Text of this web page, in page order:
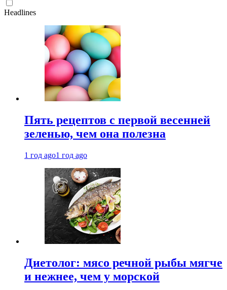
Headlines
Пять рецептов с первой весенней
зеленью, чем она полезна
1 год ago1 год ago
Диетолог: мясо речной рыбы мягче
и нежнее, чем у морской